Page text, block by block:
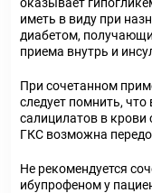
иметь в виду при
диабетом,
приема внутрь и
При сочетанном
следует помнить,
салицилатов в
ГКС возможна
Не рекомендуется
ибупрофеном у